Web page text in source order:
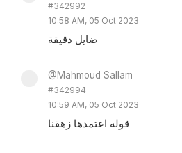
#342992
10:58 AM, 05 Oct 2023
ضايل دقيقة
@Mahmoud Sallam
#342994
10:59 AM, 05 Oct 2023
قوله اعتمدها زهقنا